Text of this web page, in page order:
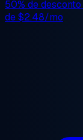
50% de desconto
de$2.48/mo